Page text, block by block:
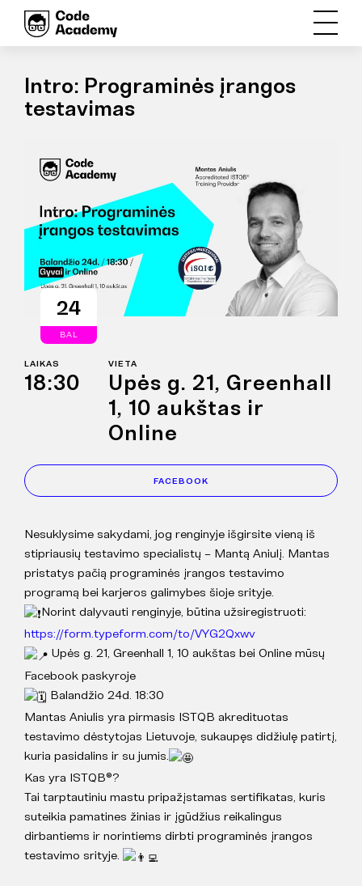
Intro: Programinės įrangos
testavimas
24
BAL
LAIKAS
18:30
VIETA
Upės g. 21, Greenhall
1, 10 aukštas ir
Online
FACEBOOK
Nesuklysime sakydami, jog renginyje išgirsite vieną iš
stipriausių testavimo specialistų – Mantą Aniulį. Mantas
pristatys pačią programinės įrangos testavimo
programą bei karjeros galimybes šioje srityje.
Norint dalyvauti renginyje, būtina užsiregistruoti:
https://form.typeform.com/to/VYG2Qxwv
Upės g. 21, Greenhall 1, 10 aukštas bei Online mūsų
Facebook paskyroje
Balandžio 24d. 18:30
Mantas Aniulis yra pirmasis ISTQB akredituotas
testavimo dėstytojas Lietuvoje, sukaupęs didžiulę patirtį,
kuria pasidalins ir su jumis.
Kas yra ISTQB®?
Tai tarptautiniu mastu pripažįstamas sertifikatas, kuris
suteikia pamatines žinias ir įgūdžius reikalingus
dirbantiems ir norintiems dirbti programinės įrangos
testavimo srityje.